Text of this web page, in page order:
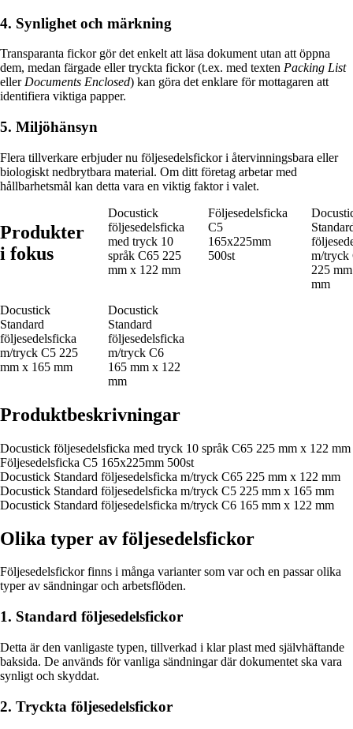
4. Synlighet och märkning
Transparanta fickor gör det enkelt att läsa dokument utan att öppna
dem, medan färgade eller tryckta fickor (t.ex. med texten Packing List
eller Documents Enclosed) kan göra det enklare för mottagaren att
identifiera viktiga papper.
5. Miljöhänsyn
Flera tillverkare erbjuder nu följesedelsfickor i återvinningsbara eller
biologiskt nedbrytbara material. Om ditt företag arbetar med
hållbarhetsmål kan detta vara en viktig faktor i valet.
Produkter
i fokus
Docustick
följesedelsficka
med tryck 10
språk C65 225
mm x 122 mm
Följesedelsficka
C5
165x225mm
500st
m/tryck
225
mm
Docustick
Standard
följesedelsficka
m/tryck C5 225
mm x 165 mm
Docustick
Standard
följesedelsficka
m/tryck C6
165 mm x 122
mm
Produktbeskrivningar
Docustick följesedelsficka med tryck 10 språk C65 225 mm x 122 mm
Följesedelsficka C5 165x225mm 500st
Docustick Standard följesedelsficka m/tryck C65 225 mm x 122 mm
Docustick Standard följesedelsficka m/tryck C5 225 mm x 165 mm
Docustick Standard följesedelsficka m/tryck C6 165 mm x 122 mm
Olika typer av följesedelsfickor
Följesedelsfickor finns i många varianter som var och en passar olika
typer av sändningar och arbetsflöden.
1. Standard följesedelsfickor
Detta är den vanligaste typen, tillverkad i klar plast med självhäftande
baksida. De används för vanliga sändningar där dokumentet ska vara
synligt och skyddat.
2. Tryckta följesedelsfickor